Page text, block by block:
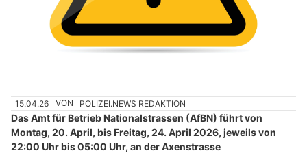
15.04.26 VON POLIZEI.NEWS REDAKTION
Das Amt für Betrieb Nationalstrassen (AfBN) führt von
Montag, 20. April, bis Freitag, 24. April 2026, jeweils von
22:00 Uhr bis 05:00 Uhr, an der Axenstrasse